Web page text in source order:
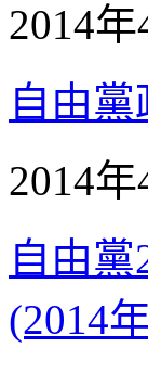
2014年
自由
2014年
自由
(2014